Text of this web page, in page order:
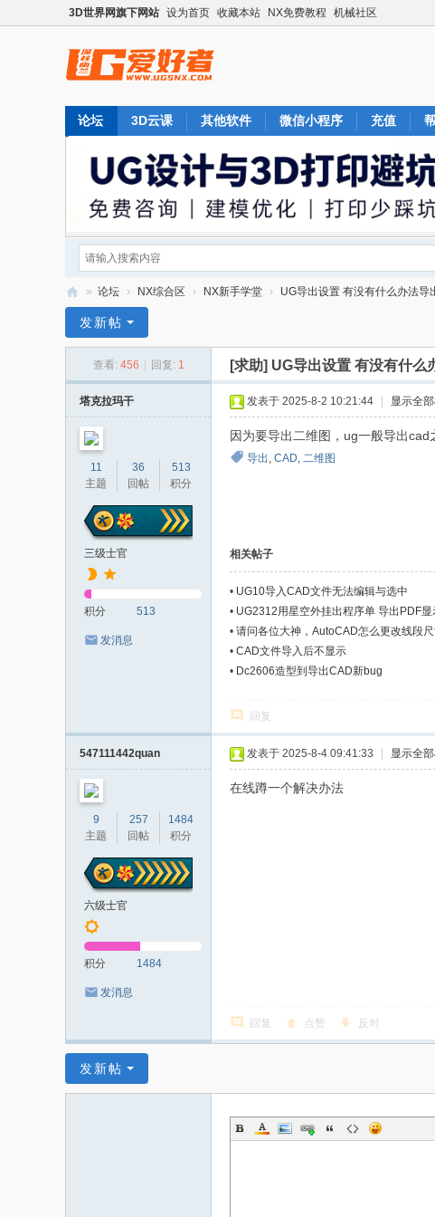
3D世界网旗下网站 设为首页 收藏本站 NX免费教程 机械社区
论坛 3D云课 其他软件 微信小程序 充值
G
» 论坛 › NX综合区 › NX新手学堂 › UG导出设置 有没有什么办法导
发新帖
查看: 456 回复: 1 [求助] UG导出设置 有没有什么
塔克拉玛干
11
主题
36
回帖
513
积分
三级士官
积分 513
发消息
发表于 2025-8-2 10:21:44 显示全
因为要导出二维图，ug一般导出
导出 , CAD, 二维图
相关帖子
• UG10导入CAD文件无法编辑与选中
• UG2312用星空外挂出程序单 导出PDF
• 请问各位大神，AutoCAD怎么更改线段
• CAD文件导入后不显示
• Dc2606造型到导出CAD新bug
回复
547111442quan
9
主题
257
回帖
1484
积分
六级士官
积分 1484
发消息
发表于 2025-8-4 09:41:33 显示全
在线蹲一个解决办法
回复 点赞 反对
发新帖